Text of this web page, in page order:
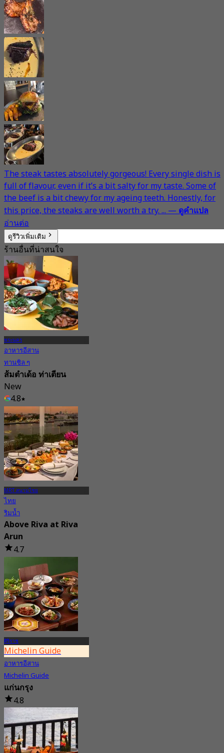
The steak tastes absolutely gorgeous! Every single dish is
full of flavour, even if it’s a bit salty for my taste. Some of
the beef is a bit chewy for my ageing teeth. Honestly, for
this price, the steaks are well worth a try. ...—ดูคำแปล
อ่านต่อ
ดูรีวิวเพิ่มเติม
ร้านอื่นที่น่าสนใจ
พระนคร
อาหารอีสาน
ทานชิล ๆ
ส้มตำเด้อ ท่าเตียน
New
4.8
จาก฿ 416.66
MRT สนามไชย
ไทย
ริมน้ำ
Above Riva at Riva
Arun
4.7
2.1K การจอง
จาก฿ 999
ศิริราช
Michelin Guide
อาหารอีสาน
Michelin Guide
แก่นกรุง
4.8
232 การจอง
จาก฿ 550